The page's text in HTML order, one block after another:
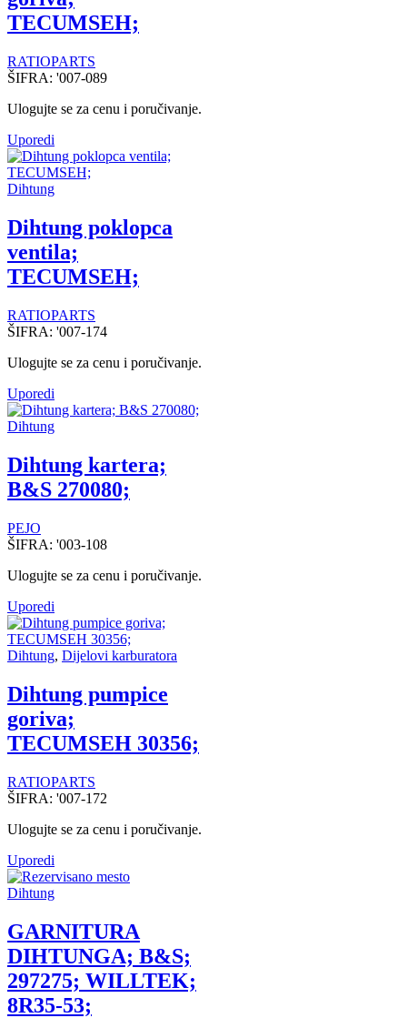
TECUMSEH;
RATIOPARTS
ŠIFRA: '007-089
Ulogujte se za cenu i poručivanje.
Uporedi
Dihtung
Dihtung poklopca
ventila;
TECUMSEH;
RATIOPARTS
ŠIFRA: '007-174
Ulogujte se za cenu i poručivanje.
Uporedi
Dihtung
Dihtung kartera;
B&S 270080;
PEJO
ŠIFRA: '003-108
Ulogujte se za cenu i poručivanje.
Uporedi
Dihtung, Dijelovi karburatora
Dihtung pumpice
goriva;
TECUMSEH 30356;
RATIOPARTS
ŠIFRA: '007-172
Ulogujte se za cenu i poručivanje.
Uporedi
Dihtung
GARNITURA
DIHTUNGA; B&S;
297275; WILLTEK;
8R35-53;